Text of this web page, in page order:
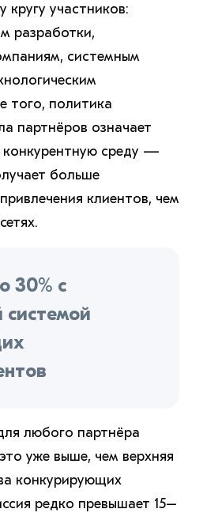
участников:
разработки,
системным
того, политика
партнёров означает
среду —
больше
клиентов, чем
30% с
системой
любого партнёра
уже выше, чем верхняя
конкурирующих
редко превышает 15–